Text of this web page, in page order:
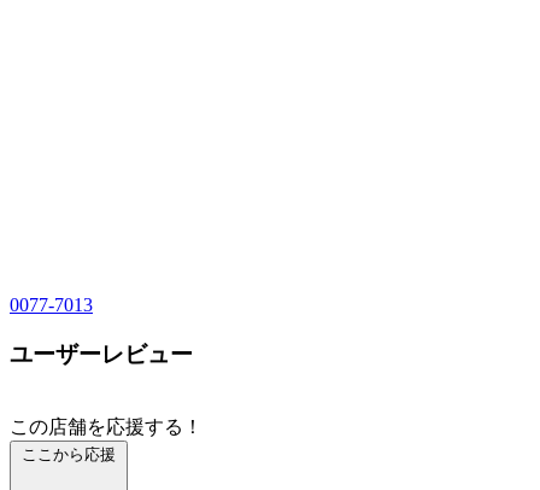
0077-7013
ユーザーレビュー
この店舗を応援する！
ここから応援